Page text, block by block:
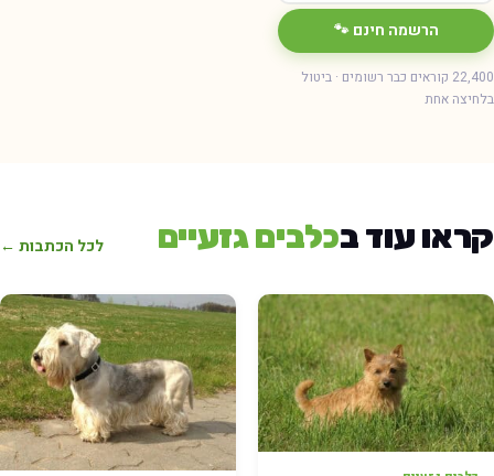
הרשמה חינם 🐾
22,400 קוראים כבר רשומים · ביטול
בלחיצה אחת
קראו עוד בכלבים גזעיים לכל הכתבות ←